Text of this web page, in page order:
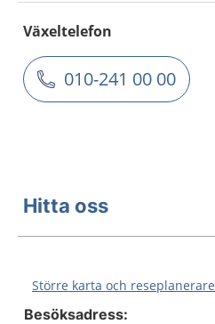
Växeltelefon
010-241 00 00
Hitta oss
Större karta och reseplanerare
Besöksadress: